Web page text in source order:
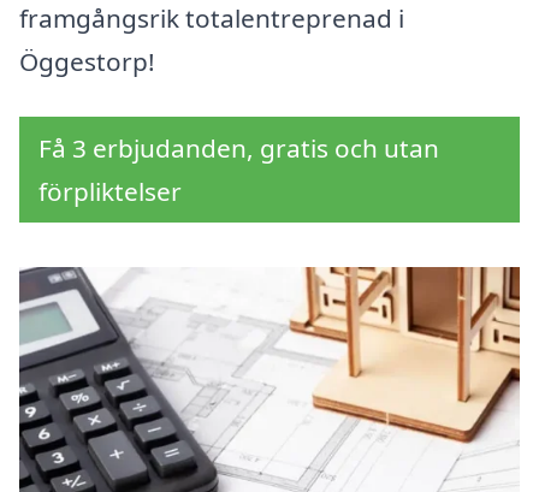
framgångsrik totalentreprenad i
Öggestorp!
Få 3 erbjudanden, gratis och utan
förpliktelser